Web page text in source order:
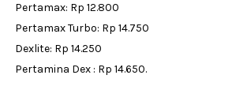
Pertamax: Rp 12.800
Pertamax Turbo: Rp 14.750
Dexlite: Rp 14.250
Pertamina Dex : Rp 14.650.